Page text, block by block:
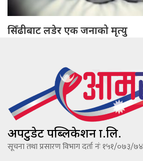
सिँढीबाट लडेर एक जनाको मृत्यु
अपटुडेट पब्लिकेशन प्रा.लि.
सूचना तथा प्रसारण विभाग दर्ता नंः १५१/०७३/७४